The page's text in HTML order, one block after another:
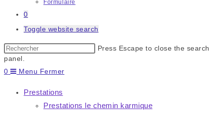
Formulaire
0
Toggle website search
Press Escape to close the search
panel.
0
Menu Fermer
Prestations
Prestations le chemin karmique